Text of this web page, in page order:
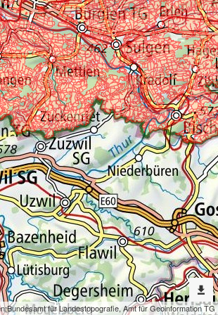
Bundesamt für Landestopografie, Amt für Geoinformation TG
und Sömmerungsflächen